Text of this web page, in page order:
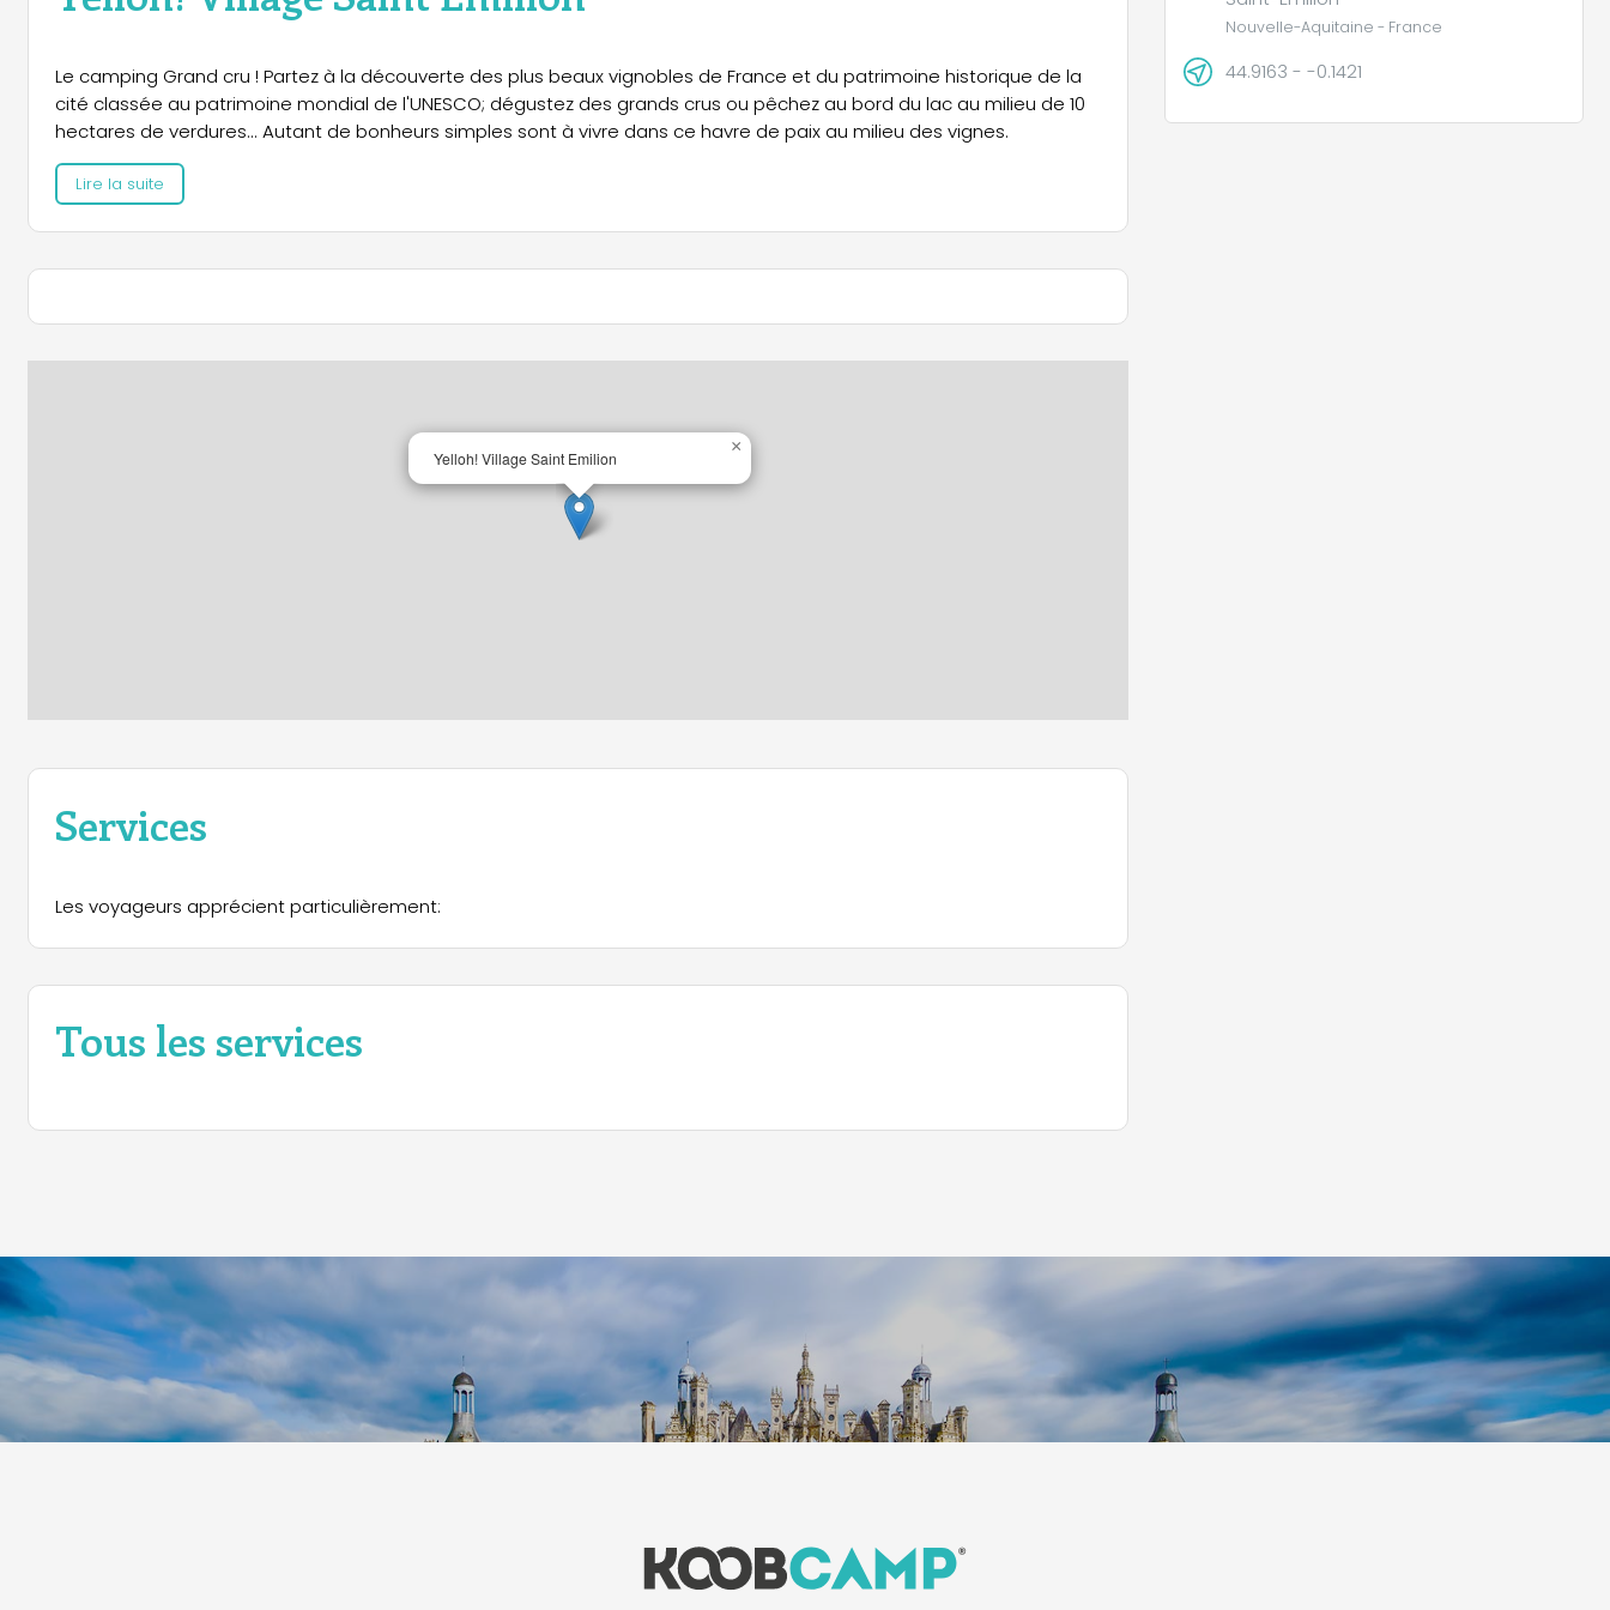
Le camping Grand cru ! Partez à la découverte des plus beaux vignobles de France et du patrimoine historique de la
cité classée au patrimoine mondial de l'UNESCO; dégustez des grands crus ou pêchez au bord du lac au milieu de 10
hectares de verdures... Autant de bonheurs simples sont à vivre dans ce havre de paix au milieu des vignes.
Lire la suite
Yelloh! Village Saint Emilion
×
Services
Les voyageurs apprécient particulièrement:
Tous les services
Nouvelle-Aquitaine - France
44.9163 - -0.1421